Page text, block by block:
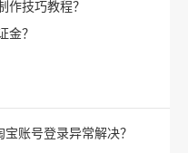
作技巧教程？
金？
账号登录异常解决？